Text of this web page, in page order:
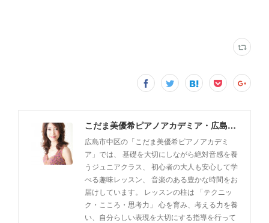
こだま美優希ピアノアカデミア・広島市中区
広島市中区の「こだま美優希ピアノアカデミ
ア」では、 基礎を大切にしながら絶対音感を養
うジュニアクラス、 初心者の大人も安心して学
べる趣味レッスン、 音楽のある豊かな時間をお
届けしています。 レッスンの柱は 「テクニッ
ク・こころ・思考力」 心を育み、考える力を養
い、自分らしい表現を大切にする指導を行って